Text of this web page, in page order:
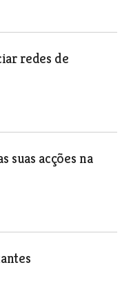
redes de
suas acções na